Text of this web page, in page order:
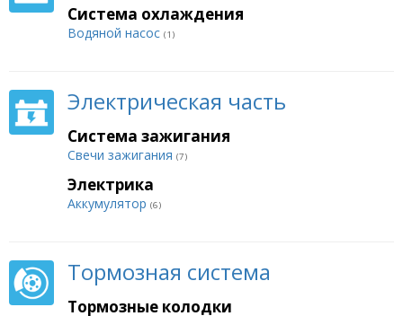
Система охлаждения
Водяной насос (1)
Электрическая часть
Система зажигания
Свечи зажигания (7)
Электрика
Аккумулятор (6)
Тормозная система
Тормозные колодки